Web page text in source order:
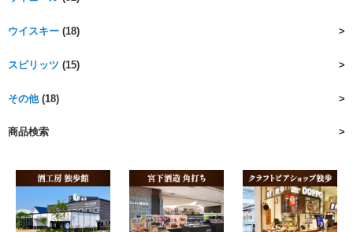
ウイスキー (18)
スピリッツ (15)
その他(18)
商品検索